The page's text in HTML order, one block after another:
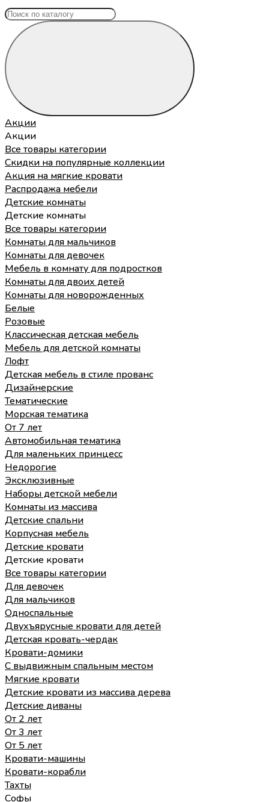
Акции
Акции
Все товары категории
Скидки на популярные коллекции
Акция на мягкие кровати
Распродажа мебели
Детские комнаты
Детские комнаты
Все товары категории
Комнаты для мальчиков
Комнаты для девочек
Мебель в комнату для подростков
Комнаты для двоих детей
Комнаты для новорожденных
Белые
Розовые
Классическая детская мебель
Мебель для детской комнаты
Лофт
Детская мебель в стиле прованс
Дизайнерские
Тематические
Морская тематика
От 7 лет
Автомобильная тематика
Для маленьких принцесс
Недорогие
Эксклюзивные
Наборы детской мебели
Комнаты из массива
Детские спальни
Корпусная мебель
Детские кровати
Детские кровати
Все товары категории
Для девочек
Для мальчиков
Односпальные
Двухъярусные кровати для детей
Детская кровать-чердак
Кровати-домики
С выдвижным спальным местом
Мягкие кровати
Детские кровати из массива дерева
Детские диваны
От 2 лет
От 3 лет
От 5 лет
Кровати-машины
Кровати-корабли
Тахты
Софы